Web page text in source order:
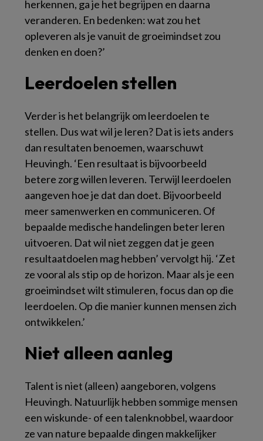
herkennen, ga je het begrijpen en daarna
veranderen. En bedenken: wat zou het
opleveren als je vanuit de groeimindset zou
denken en doen?’
Leerdoelen stellen
Verder is het belangrijk om leerdoelen te
stellen. Dus wat wil je leren? Dat is iets anders
dan resultaten benoemen, waarschuwt
Heuvingh. ‘Een resultaat is bijvoorbeeld
betere zorg willen leveren. Terwijl leerdoelen
aangeven hoe je dat dan doet. Bijvoorbeeld
meer samenwerken en communiceren. Of
bepaalde medische handelingen beter leren
uitvoeren. Dat wil niet zeggen dat je geen
resultaatdoelen mag hebben’ vervolgt hij. ‘Zet
ze vooral als stip op de horizon. Maar als je een
groeimindset wilt stimuleren, focus dan op die
leerdoelen. Op die manier kunnen mensen zich
ontwikkelen.’
Niet alleen aanleg
Talent is niet (alleen) aangeboren, volgens
Heuvingh. Natuurlijk hebben sommige mensen
een wiskunde- of een talenknobbel, waardoor
ze van nature bepaalde dingen makkelijker